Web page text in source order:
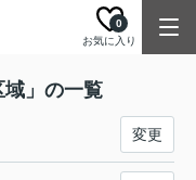
お気に入り
0
域」の一覧
変更